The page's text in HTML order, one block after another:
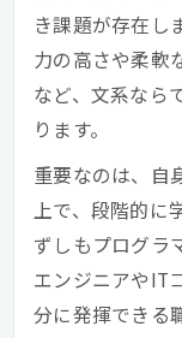
き課題が存在し
力の高さや柔軟
など、文系なら
ります。
重要なのは、自
上で、段階的に
ずしもプログラ
エンジニアやIT
分に発揮できる